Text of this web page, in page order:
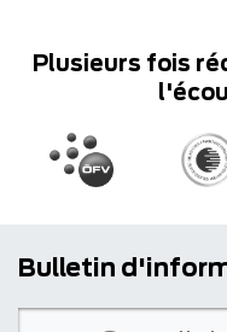
Plusieurs fois
Bulletin